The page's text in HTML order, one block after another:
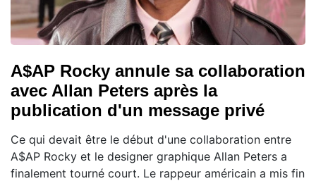
A$AP Rocky annule sa collaboration
avec Allan Peters après la
publication d'un message privé
Ce qui devait être le début d'une collaboration entre
A$AP Rocky et le designer graphique Allan Peters a
finalement tourné court. Le rappeur américain a mis fin